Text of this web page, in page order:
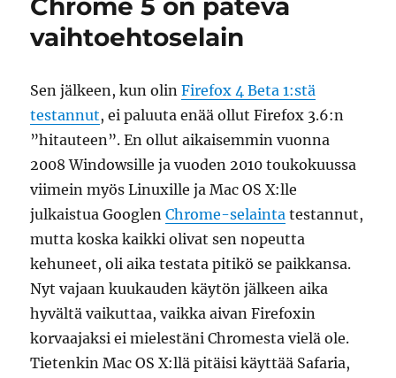
Chrome 5 on pätevä
vaihtoehtoselain
Sen jälkeen, kun olinFirefox 4 Beta 1:stä
testannut, ei paluuta enää ollut Firefox 3.6:n
”hitauteen”. En ollut aikaisemmin vuonna
2008 Windowsille ja vuoden 2010 toukokuussa
viimein myös Linuxille ja Mac OS X:lle
julkaistua GooglenChrome-selainta testannut,
mutta koska kaikki olivat sen nopeutta
kehuneet, oli aika testata pitikö se paikkansa.
Nyt vajaan kuukauden käytön jälkeen aika
hyvältä vaikuttaa, vaikka aivan Firefoxin
korvaajaksi ei mielestäni Chromesta vielä ole.
Tietenkin Mac OS X:llä pitäisi käyttää Safaria,